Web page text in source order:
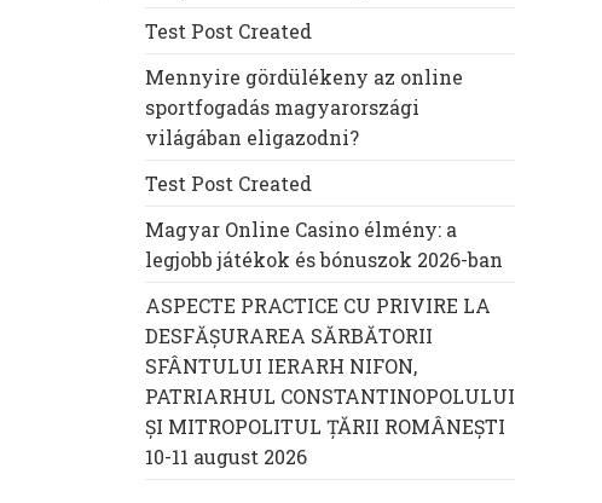
Test Post Created
Mennyire gördülékeny az online
sportfogadás magyarországi
világában eligazodni?
Test Post Created
Magyar Online Casino élmény: a
legjobb játékok és bónuszok 2026-ban
ASPECTE PRACTICE CU PRIVIRE LA
DESFĂȘURAREA SĂRBĂTORII
SFÂNTULUI IERARH NIFON,
PATRIARHUL CONSTANTINOPOLULUI
ŞI MITROPOLITUL ȚĂRII ROMÂNEȘTI
10-11 august 2026